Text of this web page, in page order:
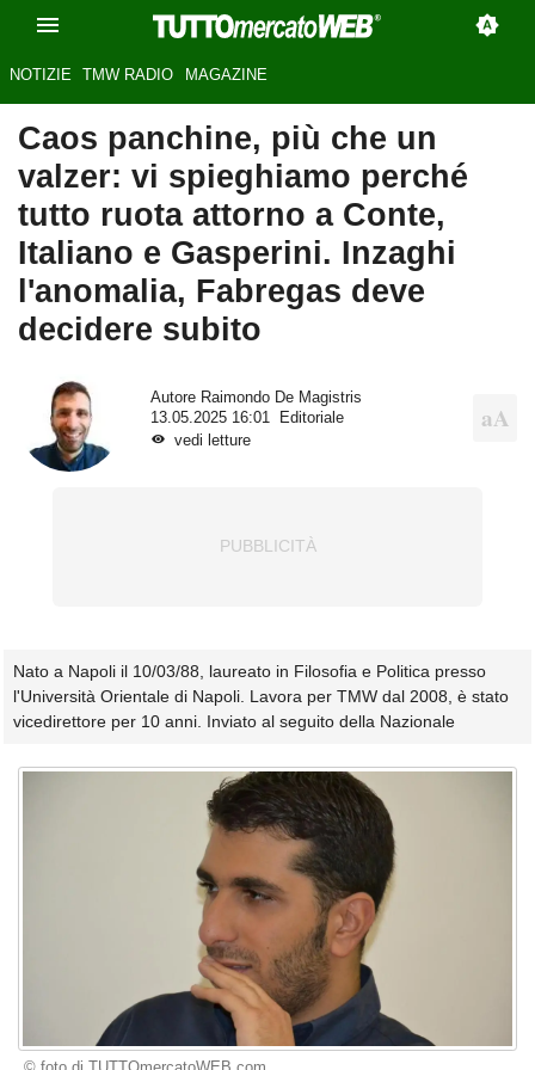
NOTIZIE TMW RADIO MAGAZINE
Caos panchine, più che un
valzer: vi spieghiamo perché
tutto ruota attorno a Conte,
Italiano e Gasperini. Inzaghi
l'anomalia, Fabregas deve
decidere subito
Autore Raimondo De Magistris
13.05.2025 16:01
Editoriale
vedi letture
Nato a Napoli il 10/03/88, laureato in Filosofia e Politica presso
l'Università Orientale di Napoli. Lavora per TMW dal 2008, è stato
vicedirettore per 10 anni. Inviato al seguito della Nazionale